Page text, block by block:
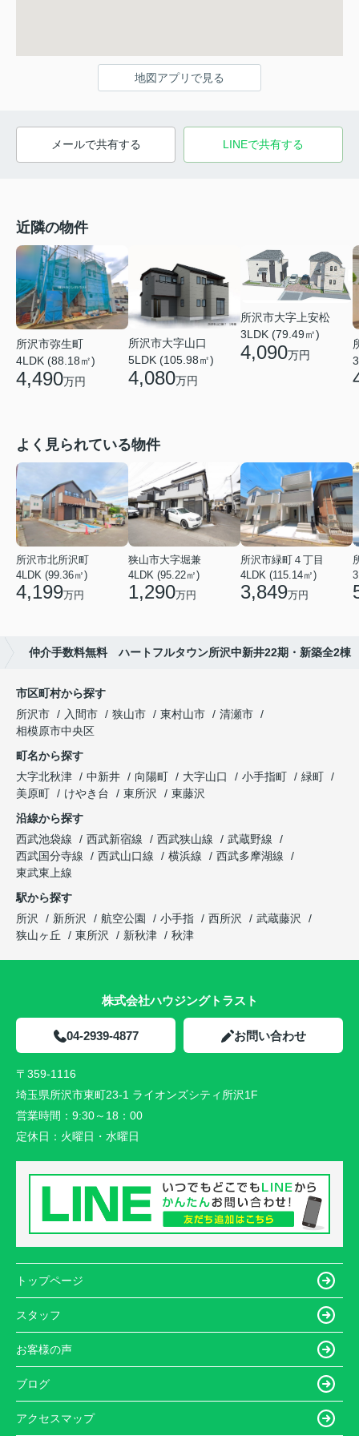
地図アプリで見る
メールで共有する LINEで共有する
近隣の物件
所沢市弥生町
4LDK (88.18㎡)
4,490万円
所沢市大字山口
5LDK (105.98㎡)
4,080万円
所沢市大字上安松
3LDK (79.49㎡)
4,090万円
よく見られている物件
所沢市北所沢町
4LDK (99.36㎡)
4,199万円
狭山市大字堀兼
4LDK (95.22㎡)
1,290万円
所沢市緑町４丁目
4LDK (115.14㎡)
3,849万円
仲介手数料無料 ハートフルタウン所沢中新井22期・新築全2棟
市区町村から探す
所沢市
入間市 狭山市 東村山市
清瀬市
相模原市中央区
町名から探す
大字北秋津
中新井 向陽町 大字山口 小手指町
緑町
美原町
けやき台 東所沢
東藤沢
沿線から探す
西武池袋線
西武新宿線 西武狭山線
武蔵野線
西武国分寺線
西武山口線 横浜線
西武多摩湖線
東武東上線
駅から探す
所沢
新所沢 航空公園 小手指 西所沢
武蔵藤沢
狭山ヶ丘
東所沢 新秋津 秋津
株式会社ハウジングトラスト
04-2939-4877 お問い合わせ
〒359-1116
埼玉県所沢市東町23-1 ライオンズシティ所沢1F
営業時間： 9:30～18：00
定休日： 火曜日・水曜日
トップページ
スタッフ
お客様の声
ブログ
アクセスマップ